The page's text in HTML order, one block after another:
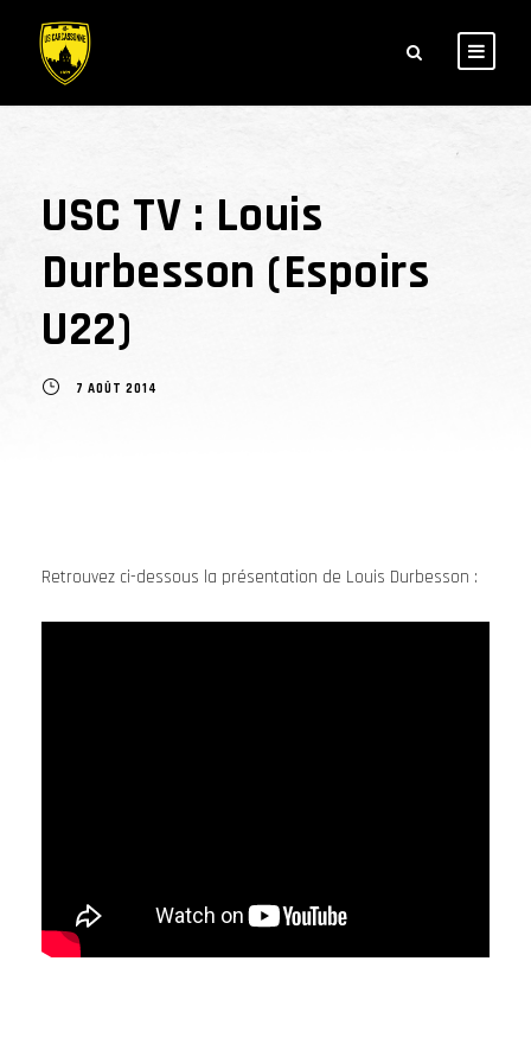
USC TV : Louis
Durbesson (Espoirs
U22)
7 AOÛT 2014
Retrouvez ci-dessous la présentation de Louis Durbesson :